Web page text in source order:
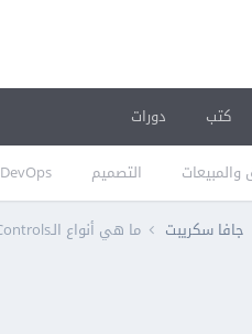
والمبيعات التصميم DevOps
كتب دورات
جافا سكريبت ما هي أنواع الـValidation Controls في ASP.Net وما هو استخدام كل نوع؟